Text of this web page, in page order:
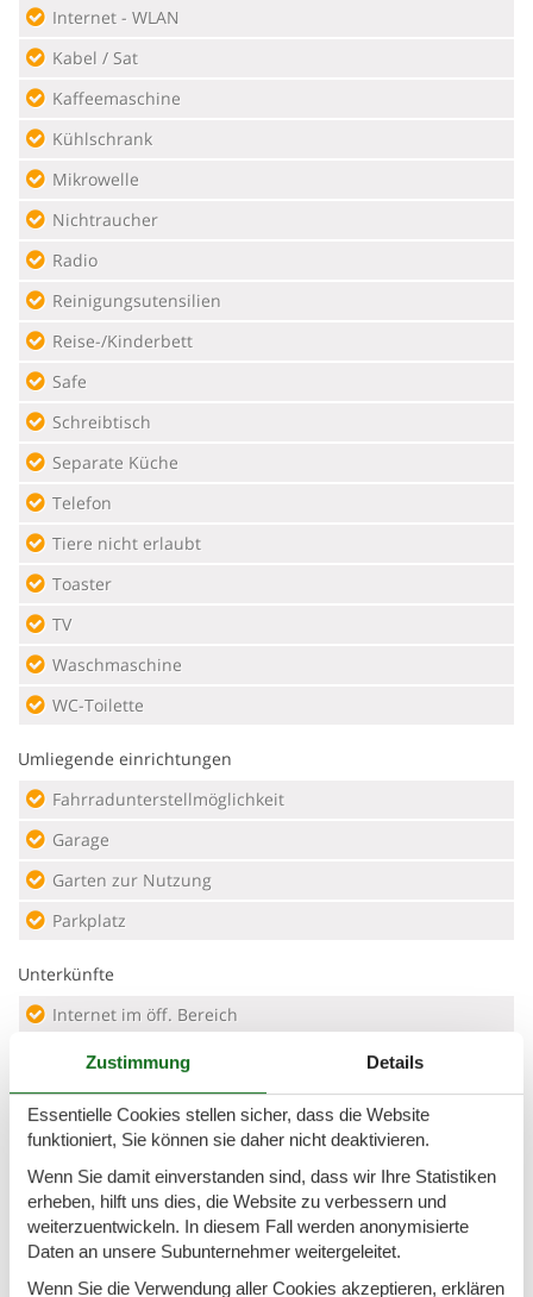
Internet - WLAN
Kabel / Sat
Kaffeemaschine
Kühlschrank
Mikrowelle
Nichtraucher
Radio
Reinigungsutensilien
Reise-/Kinderbett
Safe
Schreibtisch
Separate Küche
Telefon
Tiere nicht erlaubt
Toaster
TV
Waschmaschine
WC-Toilette
Umliegende einrichtungen
Fahrradunterstellmöglichkeit
Garage
Garten zur Nutzung
Parkplatz
Unterkünfte
Internet im öff. Bereich
Wanderfreundlich
Verpflegungsmöglichkeiten
Brötchenservice
Frühstück möglich
Beschreibung
Zustimmung Details
Essentielle Cookies stellen sicher, dass die Website
funktioniert, Sie können sie daher nicht deaktivieren.
Wenn Sie damit einverstanden sind, dass wir Ihre Statistiken
erheben, hilft uns dies, die Website zu verbessern und
weiterzuentwickeln. In diesem Fall werden anonymisierte
Daten an unsere Subunternehmer weitergeleitet.
Wenn Sie die Verwendung aller Cookies akzeptieren, erklären